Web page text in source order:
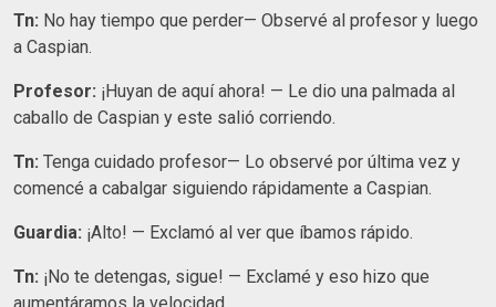
Tn: No hay tiempo que perder— Observé al profesor y luego
a Caspian.
Profesor: ¡Huyan de aquí ahora! — Le dio una palmada al
caballo de Caspian y este salió corriendo.
Tn: Tenga cuidado profesor— Lo observé por última vez y
comencé a cabalgar siguiendo rápidamente a Caspian.
Guardia: ¡Alto! — Exclamó al ver que íbamos rápido.
Tn: ¡No te detengas, sigue! — Exclamé y eso hizo que
aumentáramos la velocidad.